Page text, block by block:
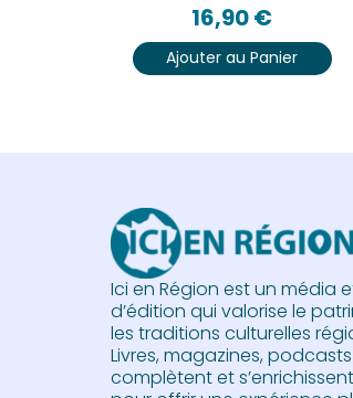
16,90€
Ajouter au Panier
Ici en Région est un média
d’édition qui valorise le
les traditions culturelles
Livres, magazines,
complètent et